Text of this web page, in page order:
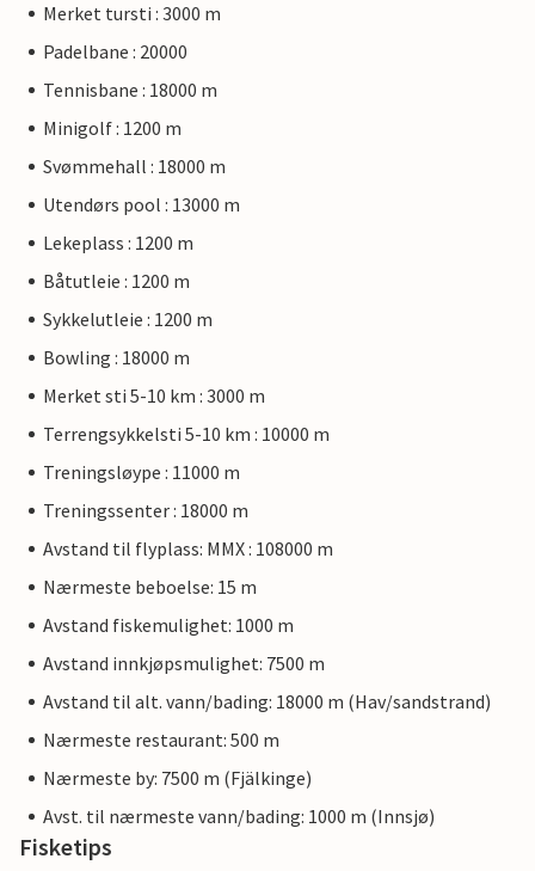
Merket tursti : 3000 m
Padelbane : 20000
Tennisbane : 18000 m
Minigolf : 1200 m
Svømmehall : 18000 m
Utendørs pool : 13000 m
Lekeplass : 1200 m
Båtutleie : 1200 m
Sykkelutleie : 1200 m
Bowling : 18000 m
Merket sti 5-10 km : 3000 m
Terrengsykkelsti 5-10 km : 10000 m
Treningsløype : 11000 m
Treningssenter : 18000 m
Avstand til flyplass: MMX : 108000 m
Nærmeste beboelse: 15 m
Avstand fiskemulighet: 1000 m
Avstand innkjøpsmulighet: 7500 m
Avstand til alt. vann/bading: 18000 m (Hav/sandstrand)
Nærmeste restaurant: 500 m
Nærmeste by: 7500 m (Fjälkinge)
Avst. til nærmeste vann/bading: 1000 m (Innsjø)
Fisketips